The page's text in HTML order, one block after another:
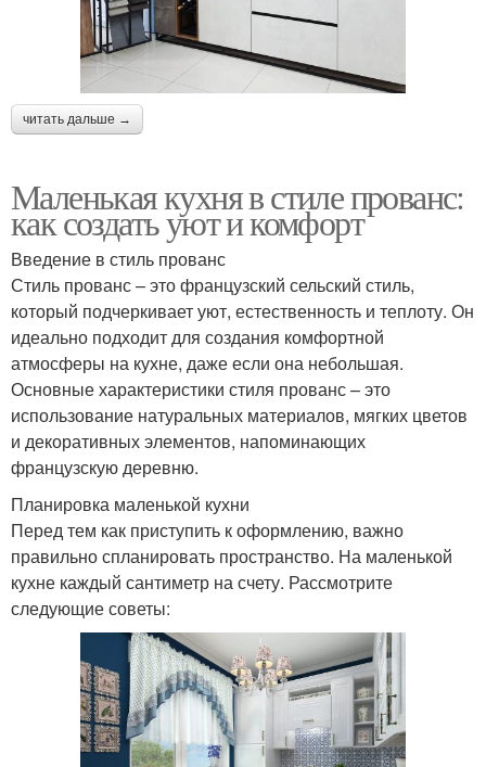
читать дальше →
Маленькая кухня в стиле прованс:
как создать уют и комфорт
Введение в стиль прованс
Стиль прованс – это французский сельский стиль,
который подчеркивает уют, естественность и теплоту. Он
идеально подходит для создания комфортной
атмосферы на кухне, даже если она небольшая.
Основные характеристики стиля прованс – это
использование натуральных материалов, мягких цветов
и декоративных элементов, напоминающих
французскую деревню.
Планировка маленькой кухни
Перед тем как приступить к оформлению, важно
правильно спланировать пространство. На маленькой
кухне каждый сантиметр на счету. Рассмотрите
следующие советы: